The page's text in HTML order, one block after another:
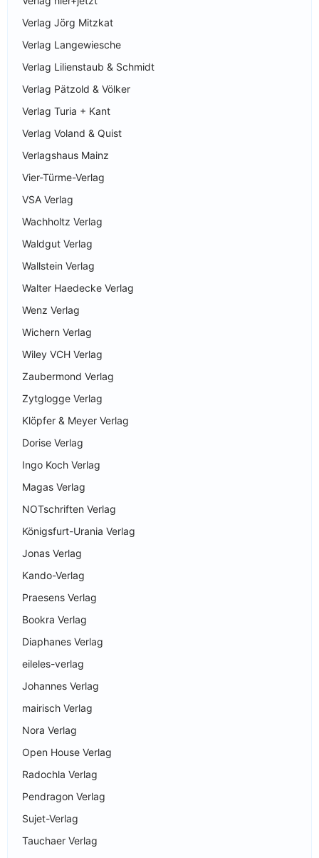
Verlag Jörg Mitzkat
Verlag Langewiesche
Verlag Lilienstaub & Schmidt
Verlag Pätzold & Völker
Verlag Turia + Kant
Verlag Voland & Quist
Verlagshaus Mainz
Vier-Türme-Verlag
VSA Verlag
Wachholtz Verlag
Waldgut Verlag
Wallstein Verlag
Walter Haedecke Verlag
Wenz Verlag
Wichern Verlag
Wiley VCH Verlag
Zaubermond Verlag
Zytglogge Verlag
Klöpfer & Meyer Verlag
Dorise Verlag
Ingo Koch Verlag
Magas Verlag
NOTschriften Verlag
Königsfurt-Urania Verlag
Jonas Verlag
Kando-Verlag
Praesens Verlag
Bookra Verlag
Diaphanes Verlag
eileles-verlag
Johannes Verlag
mairisch Verlag
Nora Verlag
Open House Verlag
Radochla Verlag
Pendragon Verlag
Sujet-Verlag
Tauchaer Verlag